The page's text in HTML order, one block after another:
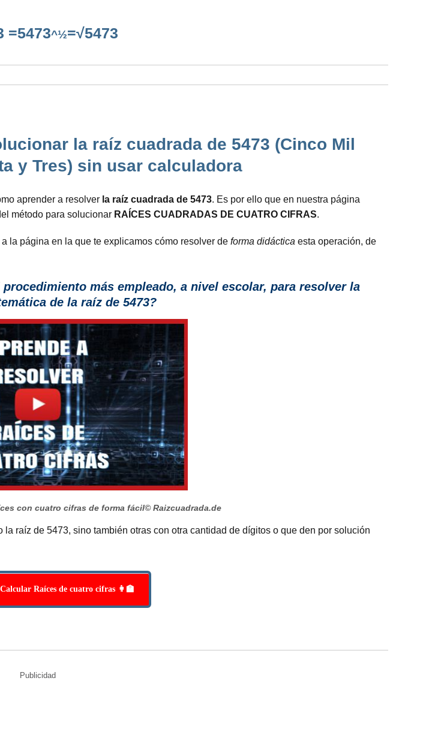
=5473^½=√5473
la raíz cuadrada de 5473 (Cinco Mil
y Tres) sin usar calculadora
aprender a resolver la raíz cuadrada de 5473. Es por ello que en nuestra página
método para solucionar RAÍCES CUADRADAS DE CUATRO CIFRAS.
la página en la que te explicamos cómo resolver de forma didáctica esta operación, de
más empleado, a nivel escolar, para resolver la
de la raíz de 5473?
con cuatro cifras de forma fácil© Raizcuadrada.de
raíz de 5473, sino también otras con otra cantidad de dígitos o que den por solución
Raíces de cuatro cifras 👩‍🏫
Publicidad